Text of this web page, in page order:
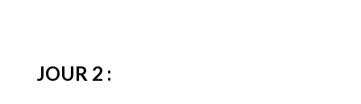
JOUR 2 :